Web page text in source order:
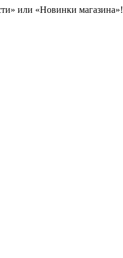
или «Новинки магазина»!